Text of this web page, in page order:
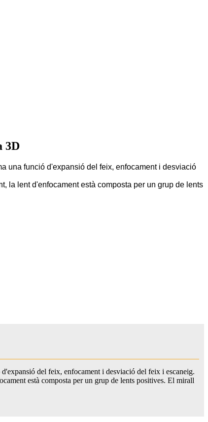
3D
una funció d'expansió del feix, enfocament i desviació
la lent d'enfocament està composta per un grup de lents
del feix, enfocament i desviació del feix i escaneig.
està composta per un grup de lents positives. El mirall